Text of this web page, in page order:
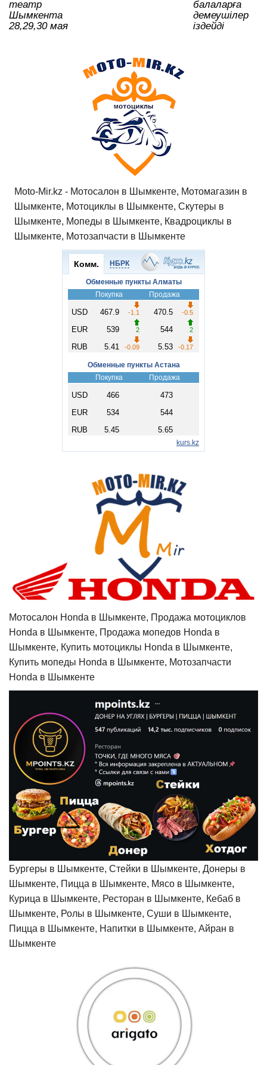
театр
Шымкента
28,29,30 мая
балаларға
демеушілер
іздейді
Moto-Mir.kz - Мотосалон в Шымкенте, Мотомагазин в
Шымкенте, Мотоциклы в Шымкенте, Скутеры в
Шымкенте, Мопеды в Шымкенте, Квадроциклы в
Шымкенте, Мотозапчасти в Шымкенте
Мотосалон Honda в Шымкенте, Продажа мотоциклов
Honda в Шымкенте, Продажа мопедов Honda в
Шымкенте, Купить мотоциклы Honda в Шымкенте,
Купить мопеды Honda в Шымкенте, Мотозапчасти
Honda в Шымкенте
Бургеры в Шымкенте, Стейки в Шымкенте, Донеры в
Шымкенте, Пицца в Шымкенте, Мясо в Шымкенте,
Курица в Шымкенте, Ресторан в Шымкенте, Кебаб в
Шымкенте, Ролы в Шымкенте, Суши в Шымкенте,
Пицца в Шымкенте, Напитки в Шымкенте, Айран в
Шымкенте